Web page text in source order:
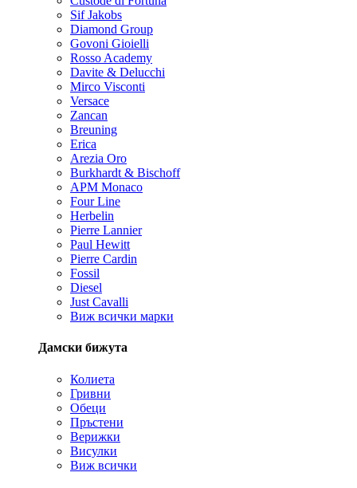
Sif Jakobs
Diamond Group
Govoni Gioielli
Rosso Academy
Davite & Delucchi
Mirco Visconti
Versace
Zancan
Breuning
Erica
Arezia Oro
Burkhardt & Bischoff
APM Monaco
Four Line
Herbelin
Pierre Lannier
Paul Hewitt
Pierre Cardin
Fossil
Diesel
Just Cavalli
Виж всички марки
Дамски бижута
Колиета
Гривни
Обеци
Пръстени
Верижки
Висулки
Виж всички